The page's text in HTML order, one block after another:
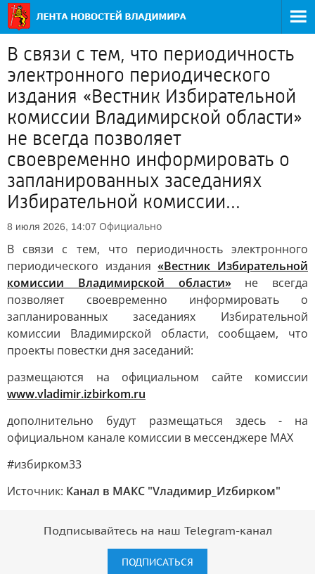
В связи с тем, что периодичность
электронного периодического
издания «Вестник Избирательной
комиссии Владимирской области»
не всегда позволяет
своевременно информировать о
запланированных заседаниях
Избирательной комиссии...
8 июля 2026, 14:07 Официально
В связи с тем, что периодичность электронного
периодического издания«Вестник Избирательной
комиссии Владимирской области»не всегда
позволяет своевременно информировать о
запланированных заседаниях Избирательной
комиссии Владимирской области, сообщаем, что
проекты повестки дня заседаний:
размещаются на официальном сайте комиссии
www.vladimir.izbirkom.ru
дополнительно будут размещаться здесь - на
официальном канале комиссии в мессенджере МАХ
#избирком33
Источник: Канал в МАКС "Vладимир_Иzбирком"
Подписывайтесь на наш Telegram-канал
ПОДПИСАТЬСЯ